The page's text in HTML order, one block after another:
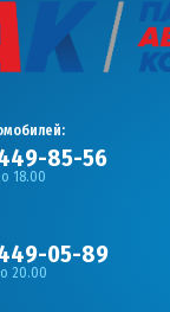
85-56
18.00
05-89
20.00